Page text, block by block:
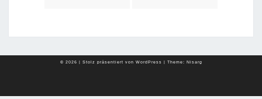
© 2026 Stolz präsentiert von WordPress Theme: Nisarg